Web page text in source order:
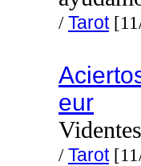
/Tarot
eur
/Tarot